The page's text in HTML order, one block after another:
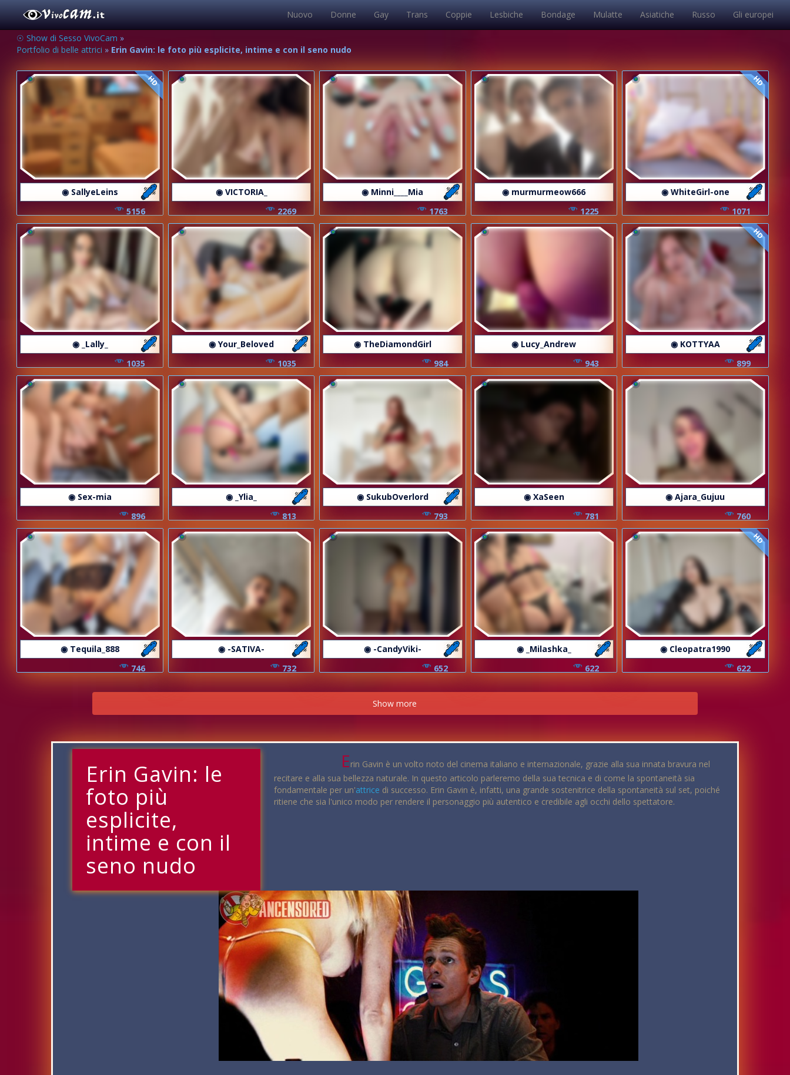
Nuovo Donne Gay Trans Coppie Lesbiche Bondage Mulatte Asiatiche Russo Gli europei
☉ Show di Sesso VivoCam »
Portfolio di belle attrici » Erin Gavin: le foto più esplicite, intime e con il seno nudo
HD
◉ SallyeLeins
5156
◉ VICTORIA_
2269
◉ Minni____Mia
1763
◉ murmurmeow666
1225
HD
◉ WhiteGirl-one
1071
◉ _Lally_
1035
◉ Your_Beloved
1035
◉ TheDiamondGirl
984
◉ Lucy_Andrew
943
HD
◉ KOTTYAA
899
◉ Sex-mia
896
◉ _Ylia_
813
◉ SukubOverlord
793
◉ XaSeen
781
◉ Ajara_Gujuu
760
◉ Tequila_888
746
◉ -SATIVA-
732
◉ -CandyViki-
652
◉ _Milashka_
622
HD
◉ Cleopatra1990
622
Show more
Erin Gavin: le
foto più
esplicite,
intime e con il
seno nudo
Erin Gavin è un volto noto del cinema italiano e internazionale, grazie alla sua innata bravura nel
recitare e alla sua bellezza naturale. In questo articolo parleremo della sua tecnica e di come la spontaneità sia
fondamentale per un'attrice di successo. Erin Gavin è, infatti, una grande sostenitrice della spontaneità sul set, poiché
ritiene che sia l'unico modo per rendere il personaggio più autentico e credibile agli occhi dello spettatore.